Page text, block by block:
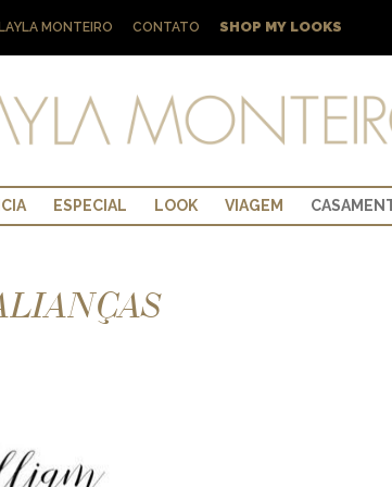
LAYLA MONTEIRO CONTATO SHOP MY LOOKS
ESPECIAL LOOK VIAGEM